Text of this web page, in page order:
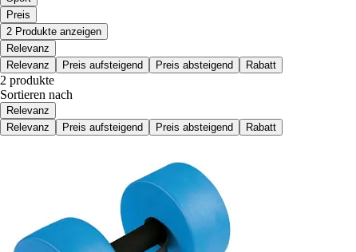
Preis
2 Produkte anzeigen
Relevanz
Relevanz
Preis aufsteigend Preis absteigend Rabatt
2 produkte
Sortieren nach
Relevanz
Relevanz
Preis aufsteigend Preis absteigend Rabatt